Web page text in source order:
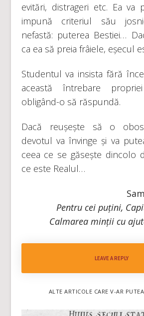
evitări, distrageri etc. Ea va
impună criteriul său
nefastă: puterea Bestiei…
ca ea să preia frâiele, eșecul
Studentul va insista fără
această întrebare
obligând-o să răspundă.
Dacă reușește să o
devotul va învinge și va
ceea ce se găsește dincolo
ce este Realul…
Pentru cei puțini,
Calmarea minții cu
LEAVE A REPLY
ALTE ARTICOLE CARE V-AR